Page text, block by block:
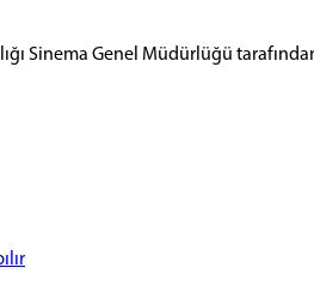
Sinema Genel Müdürlüğü